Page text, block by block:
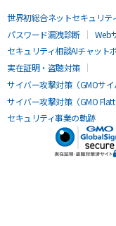
世界初総合ネットセキュリテ
パスワード漏洩診断
Web
セキュリティ相談AIチャット
実在証明・盗聴対策
サイバー攻撃対策（GMOサ
サイバー攻撃対策（GMO Flatt
セキュリティ事業の軌跡